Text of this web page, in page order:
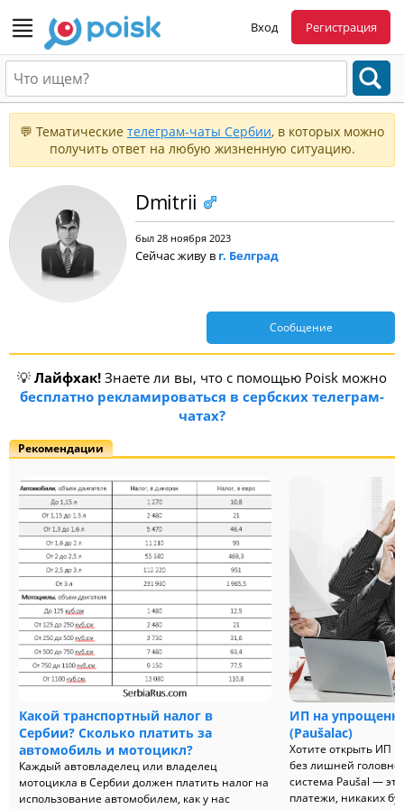
Вход Регистрация
💬 Тематические телеграм-чаты Сербии, в которых можно
получить ответ на любую жизненную ситуацию.
Dmitrii
был 28 ноября 2023
Сейчас живу в г. Белград
Сообщение
💡 Лайфхак! Знаете ли вы, что с помощью Poisk можно
бесплатно рекламироваться в сербских телеграм-
чатах?
Рекомендации
Какой транспортный налог в
Сербии? Сколько платить за
автомобиль и мотоцикл?
Каждый автовладелец или владелец
мотоцикла в Сербии должен платить налог на
использование автомобилем, как у нас
ИП на
(Paušalac)
Хотите открыть ИП
без лишней
система Paušal —
платежи, никаких